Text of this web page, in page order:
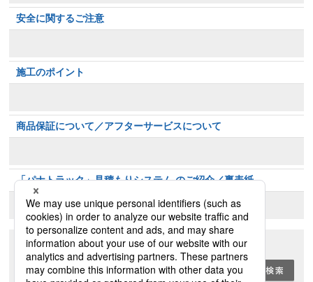
安全に関するご注意
施工のポイント
商品保証について／アフターサービスについて
「パナトラック」見積もりシステム のご紹介／裏表紙
キーワード検索